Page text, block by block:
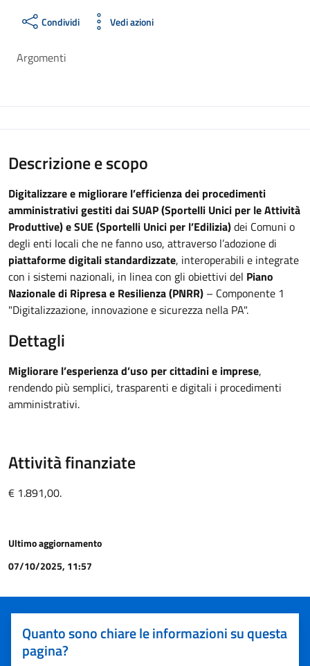
Condividi Vedi azioni
Argomenti
Descrizione e scopo
Digitalizzare e migliorare l’efficienza dei procedimenti
amministrativi gestiti dai SUAP (Sportelli Unici per le Attività
Produttive) e SUE (Sportelli Unici per l’Edilizia)dei Comuni o
degli enti locali che ne fanno uso, attraverso l’adozione di
piattaforme digitali standardizzate, interoperabili e integrate
con i sistemi nazionali, in linea con gli obiettivi del Piano
Nazionale di Ripresa e Resilienza (PNRR) – Componente 1
"Digitalizzazione, innovazione e sicurezza nella PA".
Dettagli
Migliorare l’esperienza d’uso per cittadini e imprese,
rendendo più semplici, trasparenti e digitali i procedimenti
amministrativi.
Attività finanziate
€ 1.891,00.
Ultimo aggiornamento
07/10/2025, 11:57
Quanto sono chiare le informazioni su questa
pagina?